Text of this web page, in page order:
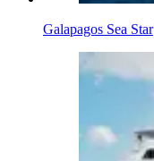
Galapagos Sea Star